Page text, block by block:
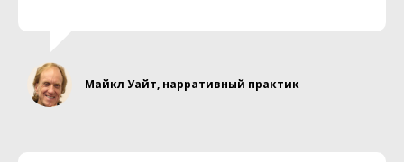
Майкл Уайт, нарративный практик